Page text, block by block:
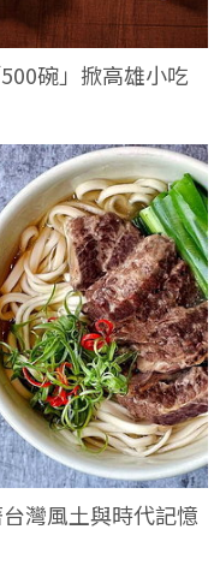
碗」掀高雄小吃
灣風土與時代記憶